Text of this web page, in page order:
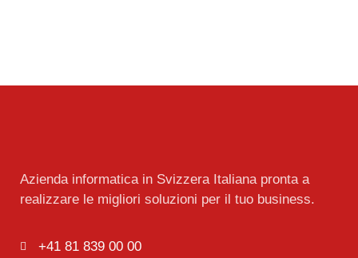
Azienda informatica in Svizzera Italiana pronta a
realizzare le migliori soluzioni per il tuo business.
+41 81 839 00 00